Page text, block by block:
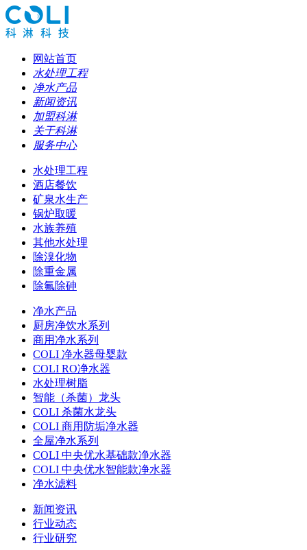
网站首页
水处理工程
净水产品
新闻资讯
加盟科淋
关于科淋
服务中心
水处理工程
酒店餐饮
矿泉水生产
锅炉取暖
水族养殖
其他水处理
除溴化物
除重金属
除氟除砷
净水产品
厨房净饮水系列
商用净水系列
COLI 净水器母婴款
COLI RO净水器
水处理树脂
智能（杀菌）龙头
COLI 杀菌水龙头
COLI 商用防垢净水器
全屋净水系列
COLI 中央优水基础款净水器
COLI 中央优水智能款净水器
净水滤料
新闻资讯
行业动态
行业研究